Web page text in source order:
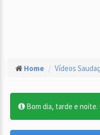
Home Vídeos
Bom dia, tarde e noite.